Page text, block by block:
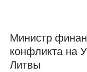
Министр
конфликта на
Литвы